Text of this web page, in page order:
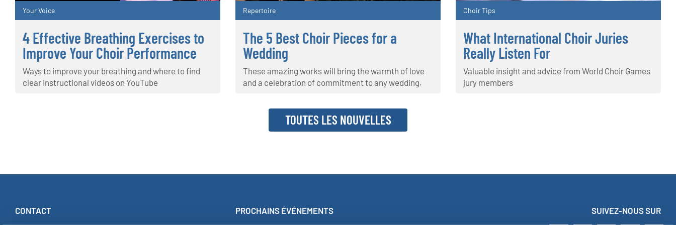
Your Voice
4 Effective Breathing Exercises to
Improve Your Choir Performance
Ways to improve your breathing and where to find
clear instructional videos on YouTube
Repertoire
The 5 Best Choir Pieces for a
Wedding
These amazing works will bring the warmth of love
and a celebration of commitment to any wedding.
Choir Tips
What International Choir Juries
Really Listen For
Valuable insight and advice from World Choir Games
jury members
TOUTES LES NOUVELLES
CONTACT
PROCHAINS ÉVÉNEMENTS
SUIVEZ-NOUS SUR